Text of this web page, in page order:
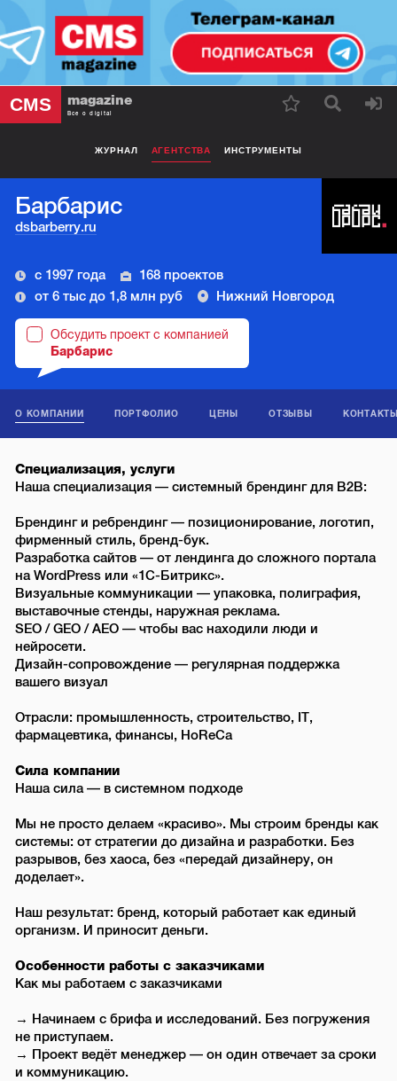
CMS magazine
Все о digital
ЖУРНАЛ АГЕНТСТВА ИНСТРУМЕНТЫ
Барбарис
dsbarberry.ru
с 1997 года
168 проектов
от 6 тыс до 1,8 млн руб
Нижний Новгород
Обсудить проект с компанией
Барбарис
О КОМПАНИИ ПОРТФОЛИО ЦЕНЫ ОТЗЫВЫ
Специализация, услуги
Наша специализация — системный брендинг для B2B:
Брендинг и ребрендинг — позиционирование, логотип,
фирменный стиль, бренд-бук.
Разработка сайтов — от лендинга до сложного портала
на WordPress или «1С-Битрикс».
Визуальные коммуникации — упаковка, полиграфия,
выставочные стенды, наружная реклама.
SEO / GEO / AEO — чтобы вас находили люди и
нейросети.
Дизайн-сопровождение — регулярная поддержка
вашего визуал
Отрасли: промышленность, строительство, IT,
фармацевтика, финансы, HoReCa
Сила компании
Наша сила — в системном подходе
Мы не просто делаем «красиво». Мы строим бренды как
системы: от стратегии до дизайна и разработки. Без
разрывов, без хаоса, без «передай дизайнеру, он
доделает».
Наш результат: бренд, который работает как единый
организм. И приносит деньги.
Особенности работы с заказчиками
Как мы работаем с заказчиками
→ Начинаем с брифа и исследований. Без погружения
не приступаем.
→ Проект ведёт менеджер — он один отвечает за сроки
и коммуникацию.